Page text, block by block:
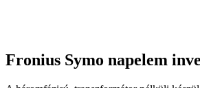
Fronius Symo napelem